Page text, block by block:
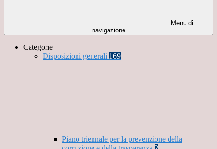
Menu di
navigazione
Categorie
Disposizioni generali 169
Piano triennale per la prevenzione della